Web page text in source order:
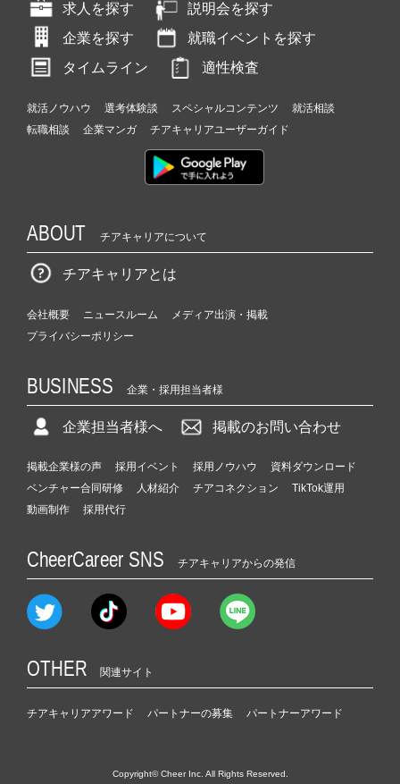
求人を探す
説明会を探す
企業を探す
就職イベントを探す
タイムライン
適性検査
就活ノウハウ 選考体験談 スペシャルコンテンツ
就活相談
転職相談
企業マンガ チアキャリアユーザーガイド
ABOUT チアキャリアについて
チアキャリアとは
会社概要 ニュースルーム
メディア出演・掲載
プライバシーポリシー
BUSINESS 企業・採用担当者様
企業担当者様へ 掲載のお問い合わせ
掲載企業様の声 採用イベント 採用ノウハウ
資料ダウンロード
ベンチャー合同研修
人材紹介 チアコネクション
TikTok運用
動画制作
採用代行
CheerCareer SNS チアキャリアからの発信
OTHER 関連サイト
チアキャリアアワード パートナーの募集 パートナーアワード
Copyright© Cheer Inc. All Rights Reserved.